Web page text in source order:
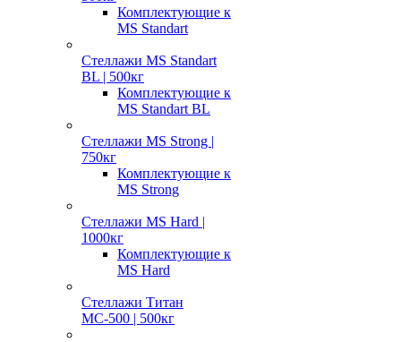
Комплектующие к
MS Standart
Стеллажи MS Standart
BL | 500кг
Комплектующие к
MS Standart BL
Стеллажи MS Strong |
750кг
Комплектующие к
MS Strong
Стеллажи MS Hard |
1000кг
Комплектующие к
MS Hard
Стеллажи Титан
МС-500 | 500кг